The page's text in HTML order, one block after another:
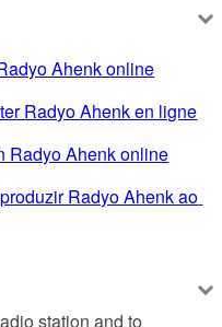
Ahenk online
Radyo Ahenk en ligne
Radyo Ahenk online
Radyo Ahenk ao
station and to